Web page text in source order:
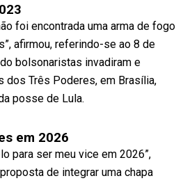
foi encontrada uma arma de fogo
afirmou, referindo-se ao 8 de
bolsonaristas invadiram e
dos Três Poderes, em Brasília,
posse de Lula.
em 2026
para ser meu vice em 2026”,
de integrar uma chapa